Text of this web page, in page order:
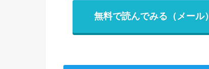
無料で読んでみる（メール）